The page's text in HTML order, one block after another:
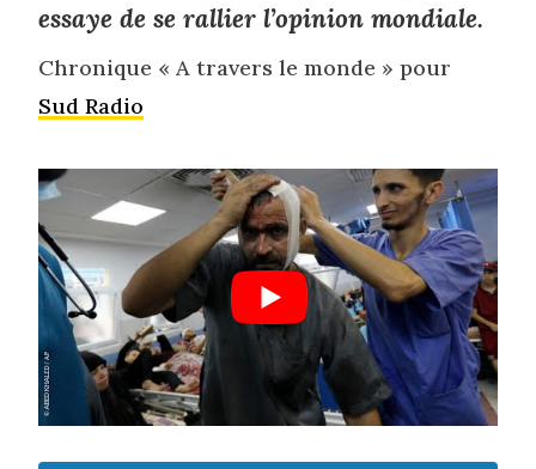
essaye de se rallier l’opinion mondiale.
Chronique « A travers le monde » pour
Sud Radio